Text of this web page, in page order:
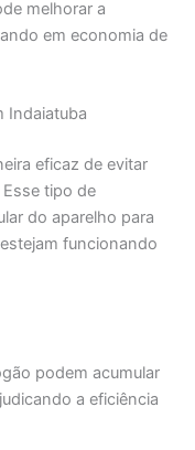
melhorar a
em economia de
Indaiatuba
eficaz de evitar
tipo de
do aparelho para
funcionando
podem acumular
a eficiência